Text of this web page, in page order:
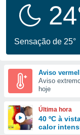
fornecidas
a este
das
e
forma
digital
Sensação de 25°
Aviso
Aviso
hoje
Última hora
40 ºC à
calor